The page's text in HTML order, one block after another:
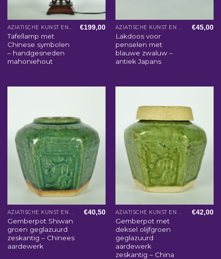
AZIATISCHE KUNST EN WOONACCESSOIRES
Tafellamp met
Chinese symbolen
– handgesneden
mahoniehout
€199,00 AZIATISCHE KUNST EN WOONACCESSOIRES
Lakdoos voor
penselen met
blauwe zwaluw –
antiek Japans
€45,00
AZIATISCHE KUNST EN WOONACCESSOIRES
Gemberpot Shiwan
groen geglazuurd
zeskantig – Chinees
aardewerk
€40,50 AZIATISCHE KUNST EN WOONACCESSOIRES
Gemberpot met
deksel olijfgroen
geglazuurd
aardewerk
zeskantig – China
€42,00